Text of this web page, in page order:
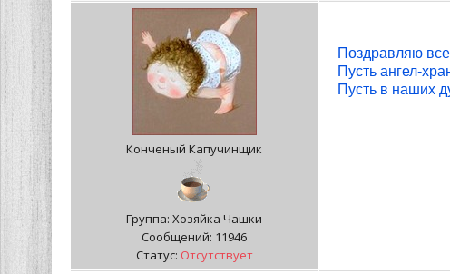
Конченый Капучинщик
Группа: Хозяйка Чашки
Сообщений: 11946
Статус: Отсутствует
Поздравляю
Пусть ангел-
Пусть в наших